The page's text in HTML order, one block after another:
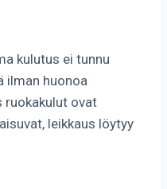
kulutus ei tunnu
ilman huonoa
ruokakulut ovat
leikkaus löytyy